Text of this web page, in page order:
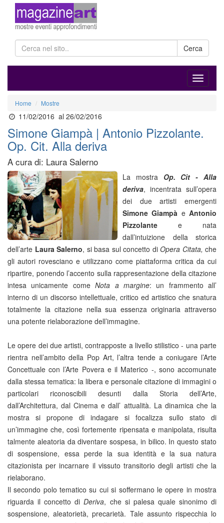
Cerca
Home Mostre
11/02/2016 al 26/02/2016
Simone Giampà | Antonio Pizzolante.
Op. Cit. Alla deriva
A cura di: Laura Salerno
La mostra Op. Cit - Alla
deriva, incentrata sull’opera
dei due artisti emergenti
Simone Giampà eAntonio
Pizzolante e nata
dall’intuizione della storica
dell’arte Laura Salerno, si basa sul concetto di Opera Citata, che
gli autori rovesciano e utilizzano come piattaforma critica da cui
ripartire, ponendo l’accento sulla rappresentazione della citazione
intesa unicamente comeNota a margine: un frammento all’
interno di un discorso intellettuale, critico ed artistico che snatura
totalmente la citazione nella sua essenza originaria attraverso
una potente rielaborazione dell’immagine.
Le opere dei due artisti, contrapposte a livello stilistico - una parte
rientra nell’ambito della Pop Art, l’altra tende a coniugare l’Arte
Concettuale con l’Arte Povera e il Materico -, sono accomunate
dalla stessa tematica: la libera e personale citazione di immagini o
particolari riconoscibili desunti dalla Storia dell’Arte,
dall’Architettura, dal Cinema e dall’ attualità. La dinamica che la
mostra si propone di indagare si focalizza sullo stato di
un’immagine che, così fortemente ripensata e manipolata, risulta
talmente aleatoria da diventare sospesa, in bilico. In questo stato
di sospensione, essa perde la sua identità e la sua natura
citazionista per incarnare il vissuto transitorio degli artisti che la
rielaborano.
Il secondo polo tematico su cui si soffermano le opere in mostra
riguarda il concetto diDeriva, che si palesa quale sinonimo di
sospensione, aleatorietà, precarietà. Tale assunto rispecchia lo